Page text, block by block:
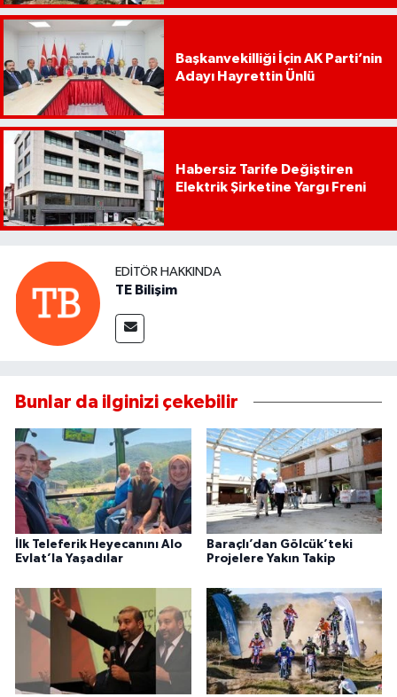
Başkanvekilliği İçin AK Parti’nin
Adayı Hayrettin Ünlü
Habersiz Tarife Değiştiren
Elektrik Şirketine Yargı Freni
EDITÖR HAKKINDA
TE Bilişim
Bunlar da ilginizi çekebilir
İlk Teleferik Heyecanını Alo
Evlat’la Yaşadılar
Baraçlı’dan Gölcük’teki
Projelere Yakın Takip